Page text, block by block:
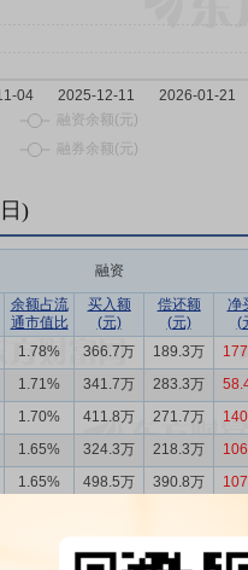
日)
融资
余额占流
通市值比
买入额
(元)
偿还额
(元)
净
(
1.78% 366.7万 189.3万
1.71% 341.7万 283.3万
1.70% 411.8万 271.7万
1.65% 324.3万 218.3万
1.65% 498.5万 390.8万